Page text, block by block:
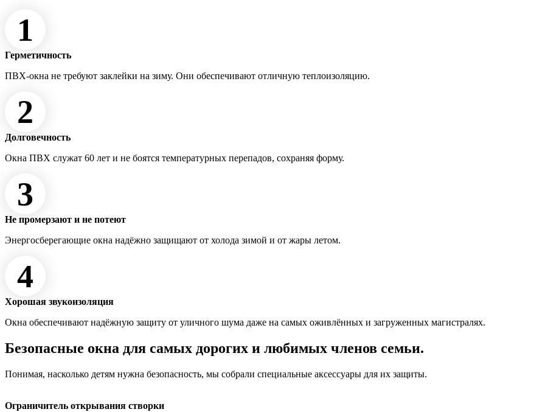
1
Герметичность
ПВХ-окна не требуют заклейки на зиму. Они обеспечивают отличную теплоизоляцию.
2
Долговечность
Окна ПВХ служат 60 лет и не боятся температурных перепадов, сохраняя форму.
3
Не промерзают и не потеют
Энергосберегающие окна надёжно защищают от холода зимой и от жары летом.
4
Хорошая звукоизоляция
Окна обеспечивают надёжную защиту от уличного шума даже на самых оживлённых и загруженных магистралях.
Безопасные окна для самых дорогих и любимых членов семьи.
Понимая, насколько детям нужна безопасность, мы собрали специальные аксессуары для их защиты.
Ограничитель открывания створки